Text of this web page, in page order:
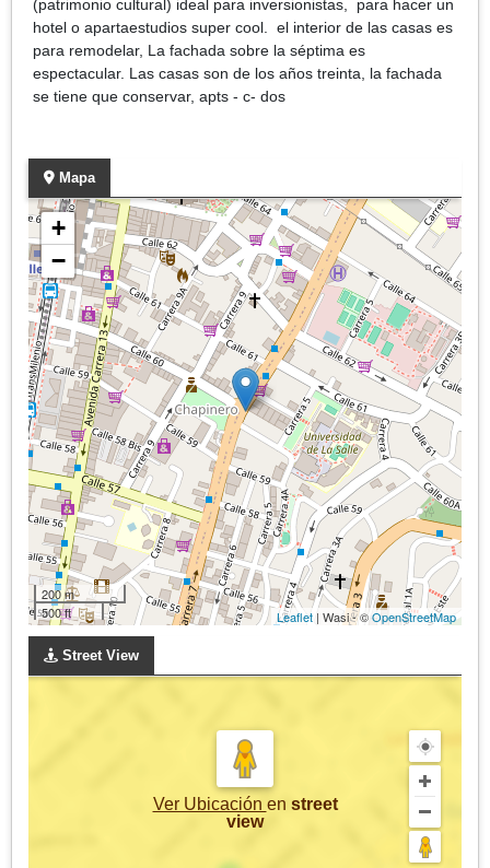
(patrimonio cultural) ideal para inversionistas, para hacer un
hotel o apartaestudios super cool. el interior de las casas es
para remodelar, La fachada sobre la séptima es
espectacular. Las casas son de los años treinta, la fachada
se tiene que conservar, apts - c- dos
Mapa
+
−
200 m
500 ft
Leaflet | Wasi - ©OpenStreetMap
Street View
Ver Ubicación en street
view